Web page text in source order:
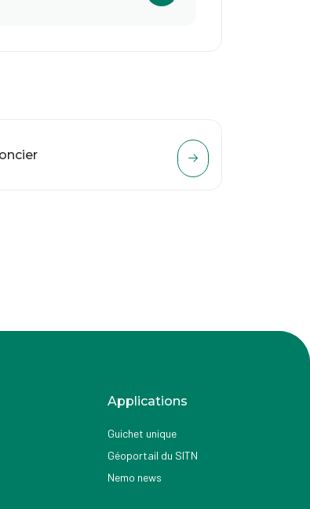
Applications
Guichet unique
Géoportail du SITN
Nemo news